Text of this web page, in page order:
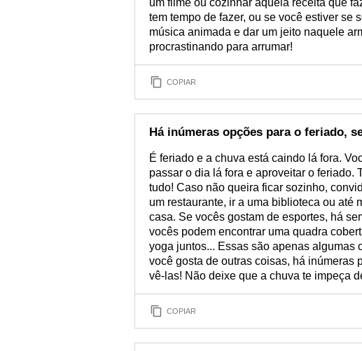
um filme ou cozinhar aquela receita que
tem tempo de fazer, ou se você estiver se
música animada e dar um jeito naquele
procrastinando para arrumar!
COPIAR
Há inúmeras opções para o feriado,
É feriado e a chuva está caindo lá fora.
passar o dia lá fora e aproveitar o feriado.
tudo! Caso não queira ficar sozinho,
um restaurante, ir a uma biblioteca ou até
casa. Se vocês gostam de esportes, há
vocês podem encontrar uma quadra
yoga juntos... Essas são apenas algumas
você gosta de outras coisas, há
vê-las! Não deixe que a chuva te impeça
COPIAR